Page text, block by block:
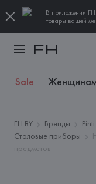
В приложении
товары вашей
Sale
FH.BY Бренды Pinti
Столовые приборы
предметов